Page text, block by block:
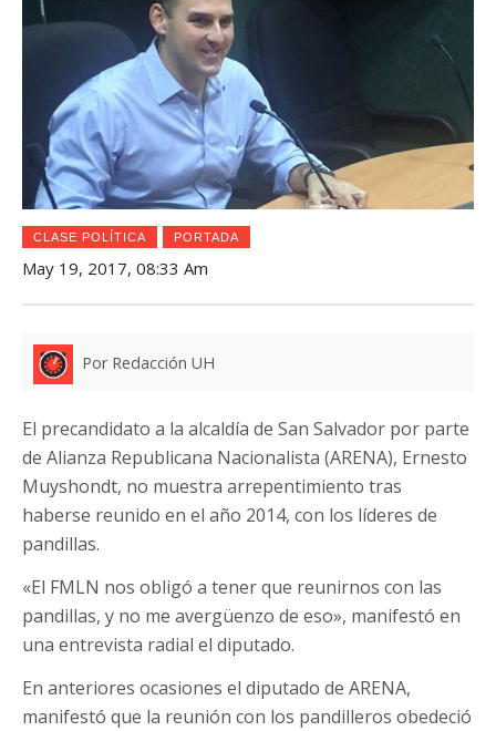
CLASE POLÍTICA PORTADA
May 19, 2017, 08:33 Am
Por Redacción UH
El precandidato a la alcaldía de San Salvador por parte
de Alianza Republicana Nacionalista (ARENA), Ernesto
Muyshondt, no muestra arrepentimiento tras
haberse reunido en el año 2014, con los líderes de
pandillas.
«El FMLN nos obligó a tener que reunirnos con las
pandillas, y no me avergüenzo de eso», manifestó en
una entrevista radial el diputado.
En anteriores ocasiones el diputado de ARENA,
manifestó que la reunión con los pandilleros obedeció